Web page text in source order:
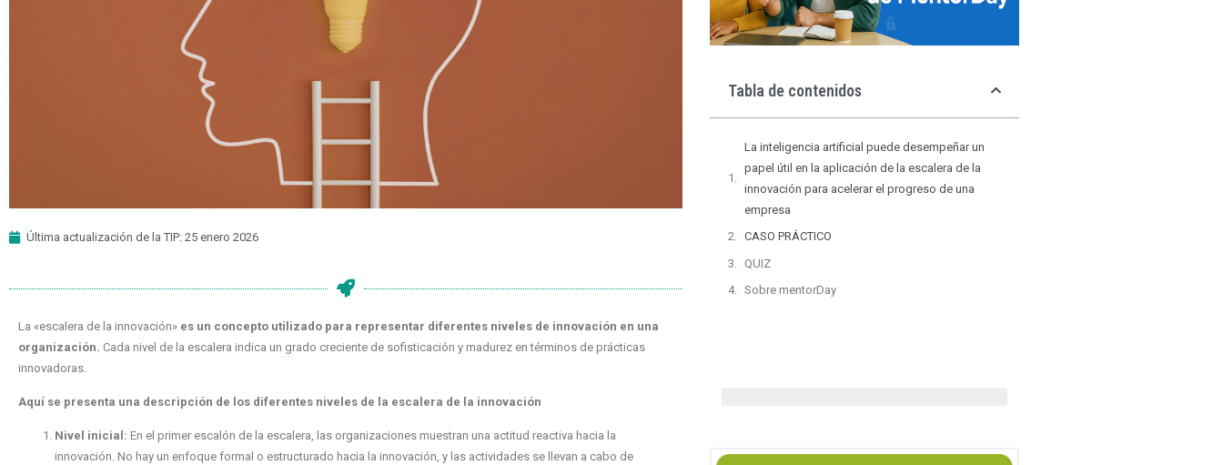
Última actualización de la TIP: 25 enero 2026
La «escalera de la innovación» es un concepto utilizado para representar diferentes niveles de innovación en una
organización. Cada nivel de la escalera indica un grado creciente de sofisticación y madurez en términos de prácticas
innovadoras.
Aquí se presenta una descripción de los diferentes niveles de la escalera de la innovación
Nivel inicial: En el primer escalón de la escalera, las organizaciones muestran una actitud reactiva hacia la
innovación. No hay un enfoque formal o estructurado hacia la innovación, y las actividades se llevan a cabo de
Tabla de contenidos
La inteligencia artificial puede desempeñar un
papel útil en la aplicación de la escalera de la
innovación para acelerar el progreso de una
empresa
CASO PRÁCTICO
QUIZ
Sobre mentorDay